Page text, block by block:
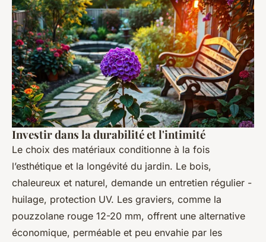
Investir dans la durabilité et l'intimité
Le choix des matériaux conditionne à la fois
l’esthétique et la longévité du jardin. Le bois,
chaleureux et naturel, demande un entretien régulier -
huilage, protection UV. Les graviers, comme la
pouzzolane rouge 12-20 mm, offrent une alternative
économique, perméable et peu envahie par les